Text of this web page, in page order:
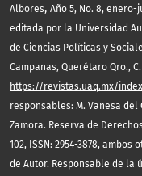
Albores, Año 5, No. 8,
editada por la Universidad
de Ciencias Políticas y
Campanas, Querétaro Qro.,
https://revistas.uaq.mx/
responsables: M. Vanesa del
Zamora. Reserva de
102, ISSN: 2954-3878,
de Autor. Responsable de la